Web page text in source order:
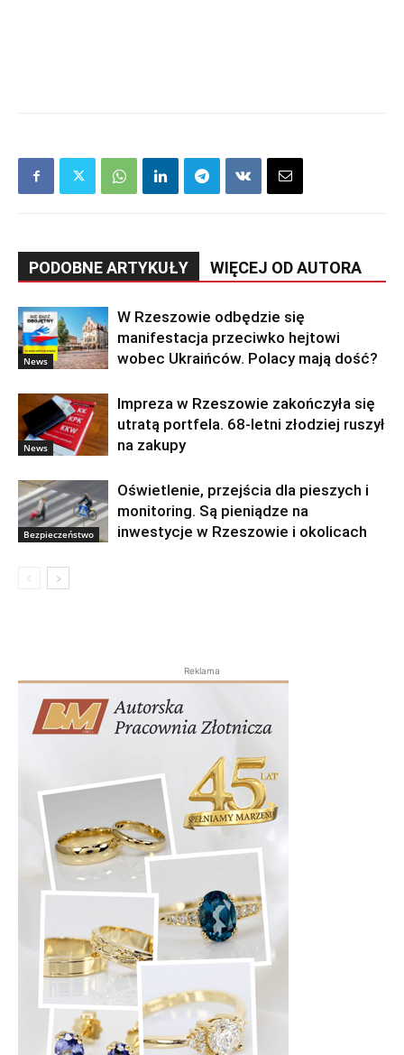
PODOBNE ARTYKUŁY WIĘCEJ OD AUTORA
News
W Rzeszowie odbędzie się
manifestacja przeciwko hejtowi
wobec Ukraińców. Polacy mają dość?
News
Impreza w Rzeszowie zakończyła się
utratą portfela. 68-letni złodziej ruszył
na zakupy
Bezpieczeństwo
Oświetlenie, przejścia dla pieszych i
monitoring. Są pieniądze na
inwestycje w Rzeszowie i okolicach
Reklama